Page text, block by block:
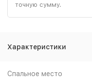
точную сумму.
Характеристики
Спальное место